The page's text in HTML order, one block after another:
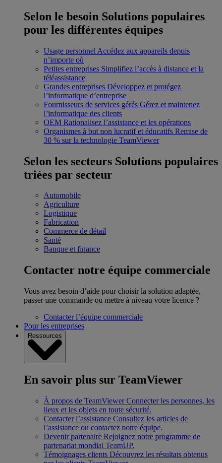
Selon le besoin Solutions populaires
pour les différentes équipes
Usage personnel Accédez aux appareils depuis
n’importe où
Petites entreprises Simplifiez l’accès à distance et la
téléassistance
Grandes entreprises Développez et protégez
l’informatique d’entreprise
Fournisseurs de services gérés Gérez et maintenez
l’informatique des clients
OEM Rationalisez l’assistance et les opérations
Organismes à but non lucratif et éducatifs Remise de
30 % sur la technologie TeamViewer
Selon les secteurs Solutions populaires
triées par secteur
Automobile
Agriculture
Logistique
Fabrication
Commerce de détail
Santé
Banque et finance
Contacter notre équipe commerciale
Vous avez besoin d’aide pour choisir la solution adaptée,
passer une commande ou mettre à niveau votre licence ?
Contacter l’équipe commerciale
Pour les entreprises
Ressources
En savoir plus sur TeamViewer
À propos de TeamViewer Connecter les personnes, les
lieux et les objets en toute sécurité.
Contacter l’assistance Consultez les articles de
l’assistance ou contactez notre équipe.
Devenir partenaire Rejoignez notre programme de
partenariat mondial TeamUP.
Témoignages clients Découvrez les résultats obtenus